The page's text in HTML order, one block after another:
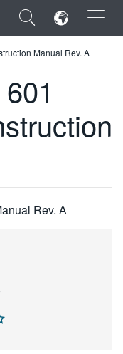
×
Manual Rev. A
Rev. A